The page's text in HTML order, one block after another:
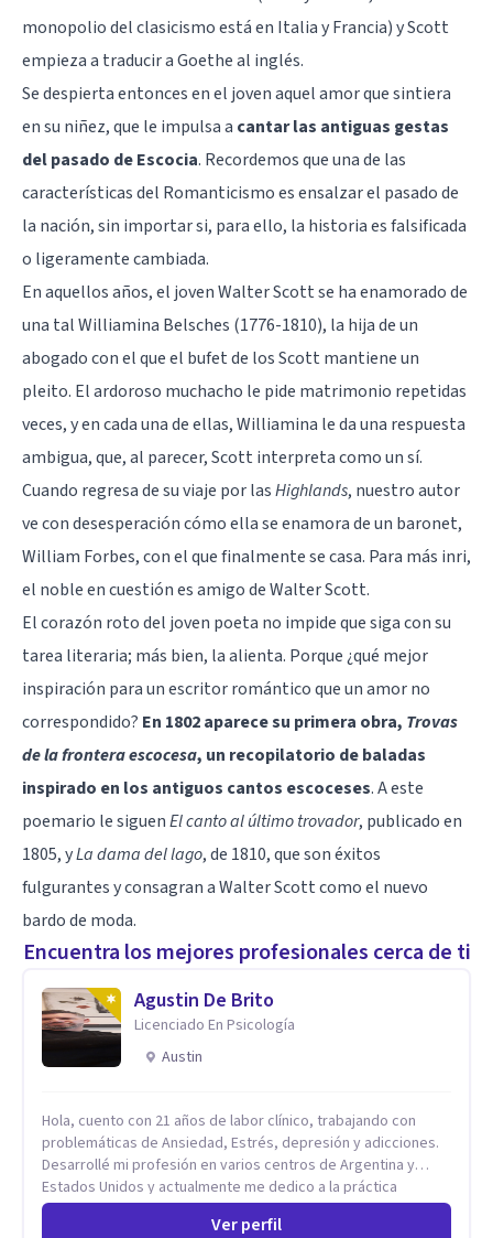
monopolio del clasicismo está en Italia y Francia) y Scott
empieza a traducir a Goethe al inglés.
Se despierta entonces en el joven aquel amor que sintiera
en su niñez, que le impulsa a cantar las antiguas gestas
del pasado de Escocia. Recordemos que una de las
características del Romanticismo es ensalzar el pasado de
la nación, sin importar si, para ello, la historia es falsificada
o ligeramente cambiada.
En aquellos años, el joven Walter Scott se ha enamorado de
una tal Williamina Belsches (1776-1810), la hija de un
abogado con el que el bufet de los Scott mantiene un
pleito. El ardoroso muchacho le pide matrimonio repetidas
veces, y en cada una de ellas, Williamina le da una respuesta
ambigua, que, al parecer, Scott interpreta como un sí.
Cuando regresa de su viaje por lasHighlands, nuestro autor
ve con desesperación cómo ella se enamora de un baronet,
William Forbes, con el que finalmente se casa. Para más inri,
el noble en cuestión es amigo de Walter Scott.
El corazón roto del joven poeta no impide que siga con su
tarea literaria; más bien, la alienta. Porque ¿qué mejor
inspiración para un escritor romántico que un amor no
correspondido? En 1802 aparece su primera obra, Trovas
de la frontera escocesa, un recopilatorio de baladas
inspirado en los antiguos cantos escoceses. A este
poemario le siguenEl canto al último trovador, publicado en
1805, yLa dama del lago, de 1810, que son éxitos
fulgurantes y consagran a Walter Scott como el nuevo
bardo de moda.
Encuentra los mejores profesionales cerca de ti
Agustin De Brito
Licenciado En Psicología
Austin
Hola, cuento con 21 años de labor clínico, trabajando con
problemáticas de Ansiedad, Estrés, depresión y adicciones.
Desarrollé mi profesión en varios centros de Argentina y
Estados Unidos y actualmente me dedico a la práctica
privada. Utilizo terapias cognitivas conductuales basadas en
evidencia científica con comprobados resultados. Los
Ver perfil